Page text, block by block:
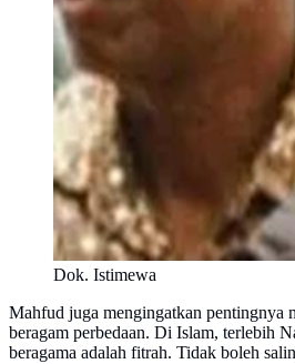
Dok. Istimewa
Mahfud juga mengingatkan pentingnya
beragam perbedaan. Di Islam, terlebih
beragama adalah fitrah. Tidak boleh